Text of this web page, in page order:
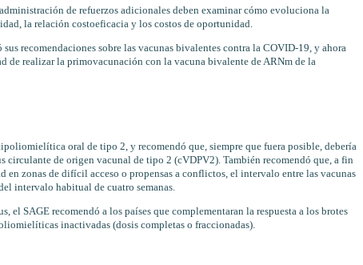
de refuerzos adicionales deben examinar cómo evoluciona la
la relación costoeficacia y los costos de oportunidad.
recomendaciones sobre las vacunas bivalentes contra la COVID-19, y ahora
de realizar la primovacunación con la vacuna bivalente de ARNm de la
oral de tipo 2, y recomendó que, siempre que fuera posible, debería
circulante de origen vacunal de tipo 2 (cVDPV2). También recomendó que, a fin
en zonas de difícil acceso o propensas a conflictos, el intervalo entre las vacunas
intervalo habitual de cuatro semanas.
el SAGE recomendó a los países que complementaran la respuesta a los brotes
inactivadas (dosis completas o fraccionadas).